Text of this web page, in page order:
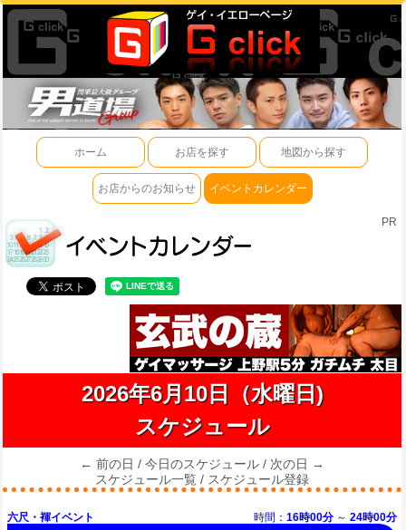
ホーム お店を探す 地図から探す
お店からのお知らせ イベントカレンダー
PR
2026年6月10日（水曜日)
スケジュール
← 前の日 / 今日のスケジュール / 次の日 →
スケジュール一覧 / スケジュール登録
六尺・褌イベント 時間： 16時00分 ～ 24時00分